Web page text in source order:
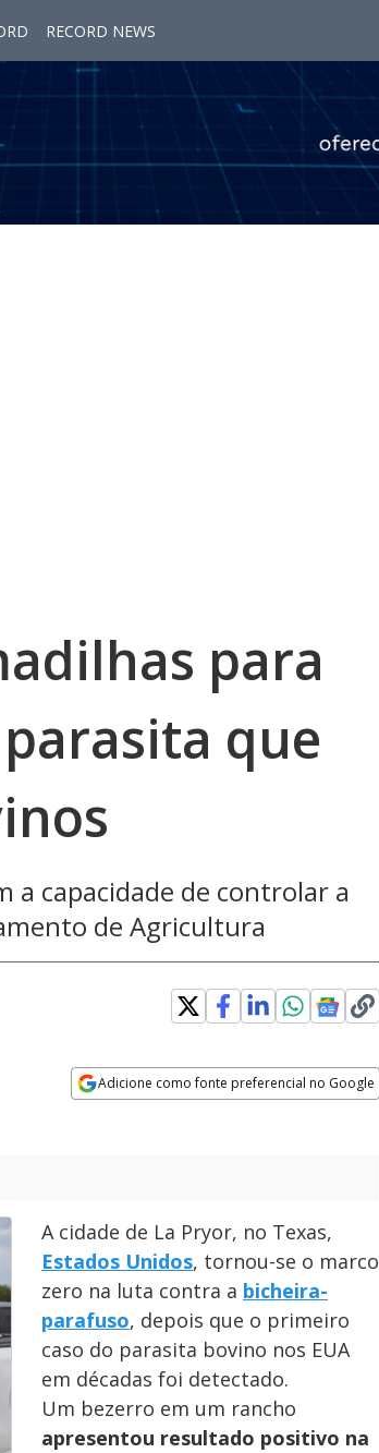
RECORD NEWS
para
que
a capacidade de controlar a
de Agricultura
Adicione como fonte preferencial no Google
A cidade de La Pryor, no Texas,
Estados Unidos, tornou-se o marco
zero na luta contra a bicheira-
parafuso, depois que o primeiro
caso do parasita bovino nos EUA
em décadas foi detectado.
Um bezerro em um rancho
apresentou resultado positivo na